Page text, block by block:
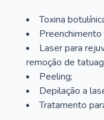
Toxina
Preenchimento
Laser para
remoção de
Peeling;
Depilação a
Tratamento